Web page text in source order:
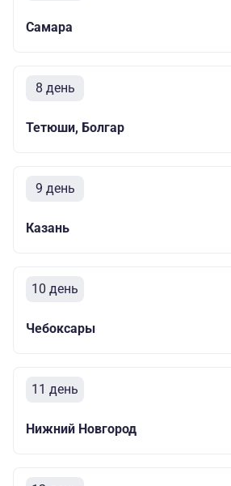
Самара
8 день
Тетюши, Болгар
9 день
Казань
10 день
Чебоксары
11 день
Нижний Новгород